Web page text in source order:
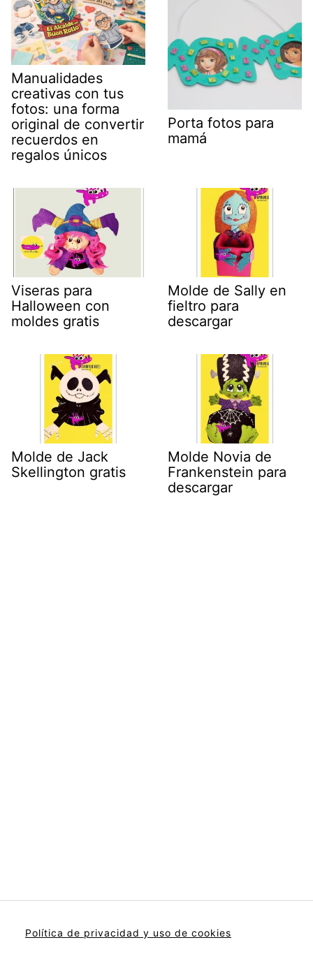
Manualidades
creativas con tus
fotos: una forma
original de convertir
recuerdos en
regalos únicos
Porta fotos para
mamá
Viseras para
Halloween con
moldes gratis
Molde de Sally en
fieltro para
descargar
Molde de Jack
Skellington gratis
Molde Novia de
Frankenstein para
descargar
Política de privacidad y uso de cookies